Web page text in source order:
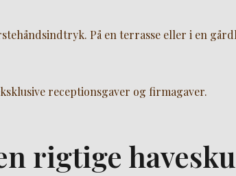
På en terrasse eller i en
receptionsgaver og firmagaver.
rigtige